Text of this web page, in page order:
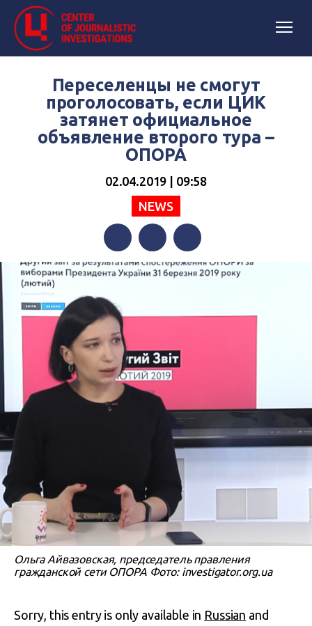
Переселенцы не смогут
проголосовать, если ЦИК
затянет официальное
объявление второго тура –
ОПОРА
02.04.2019 | 09:58
NEWS
FacebookTwitterTelegram
Ольга Айвазовская, председатель правления
гражданской сети ОПОРА Фото: investigator.org.ua
Sorry, this entry is only available in Russian and